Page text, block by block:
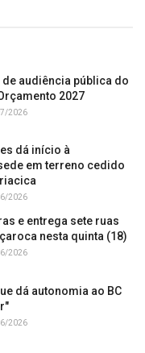
audiência pública do
2027
2026
dá início à
em terreno cedido
2026
e entrega sete ruas
nesta quinta (18)
2026
dá autonomia ao BC
2026